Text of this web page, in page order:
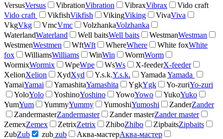
VersusVersus VibrationVibration VibraxVibrax
Vido craft
Vido craft
VikfishVikfish VikingViking VivaViva
VkgVkg VmcVmc VolzhankaVolzhanka
WaterlandWaterland Well baitsWell baits WestmanWestman
WestmenWestmen WftWft WhereWhere White foxWhite
fox
WilliamsWilliams WinWin WormWorm
WormixWormix WpeWpe WsWs X-feederX-feeder
XelionXelion XydXyd Y.s.k.Y.s.k. Yamada Yamada
YamaiYamai YamashitaYamashita YgkYgk Yo-zuriYo-zuri
YoloYolo YoshinoYoshino YowoYowo YukoYuko
YumYum YummyYummy YumoshiYumoshi ZanderZander
ZandermasterZandermaster Zander masterZander master
ZemexZemex ZetrixZetrix ZhiboZhibo ZipbaitsZipbaits
ZubZub zub zub Аква-мастерАква-мастер